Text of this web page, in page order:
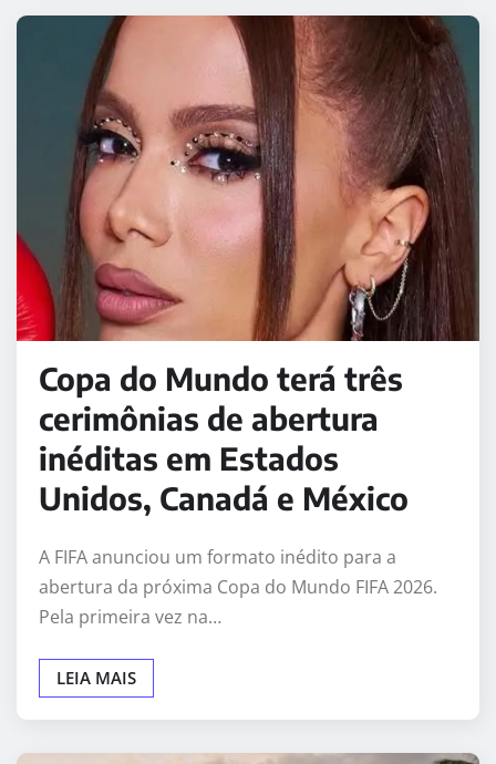
Copa do Mundo terá três
cerimônias de abertura
inéditas em Estados
Unidos, Canadá e México
A FIFA anunciou um formato inédito para a
abertura da próxima Copa do Mundo FIFA 2026.
Pela primeira vez na…
LEIA MAIS